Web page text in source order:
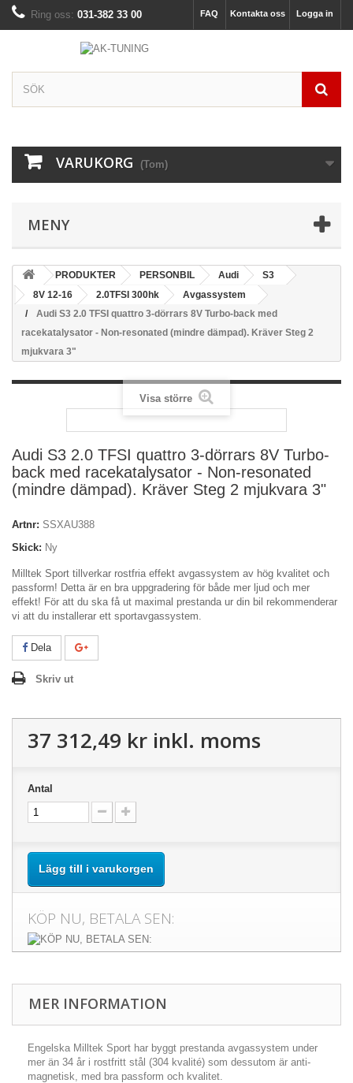
Logga in
Kontakta oss
FAQ
Ring oss: 031-382 33 00
VARUKORG (Tom)
MENY
PRODUKTER PERSONBIL Audi
S3
8V 12-16
2.0TFSI 300hk
Avgassystem
Audi S3 2.0 TFSI quattro 3-dörrars 8V Turbo-back med
racekatalysator - Non-resonated (mindre dämpad). Kräver Steg 2
mjukvara 3"
Visa större
Audi S3 2.0 TFSI quattro 3-dörrars 8V Turbo-
back med racekatalysator - Non-resonated
(mindre dämpad). Kräver Steg 2 mjukvara 3"
Artnr: SSXAU388
Skick: Ny
Milltek Sport tillverkar rostfria effekt avgassystem av hög kvalitet och
passform! Detta är en bra uppgradering för både mer ljud och mer
effekt! För att du ska få ut maximal prestanda ur din bil rekommenderar
vi att du installerar ett sportavgassystem.
Dela
Skriv ut
37 312,49 kr inkl. moms
Antal
Lägg till i varukorgen
KÖP NU, BETALA SEN:
MER INFORMATION
Engelska Milltek Sport har byggt prestanda avgassystem under
mer än 34 år i rostfritt stål (304 kvalité) som dessutom är anti-
magnetisk, med bra passform och kvalitet.